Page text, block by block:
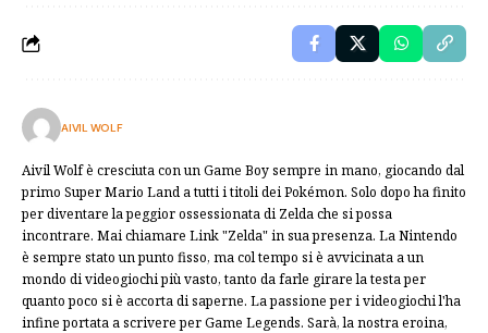
AIVIL WOLF
Aivil Wolf è cresciuta con un Game Boy sempre in mano, giocando dal
primo Super Mario Land a tutti i titoli dei Pokémon. Solo dopo ha finito
per diventare la peggior ossessionata di Zelda che si possa
incontrare. Mai chiamare Link "Zelda" in sua presenza. La Nintendo
è sempre stato un punto fisso, ma col tempo si è avvicinata a un
mondo di videogiochi più vasto, tanto da farle girare la testa per
quanto poco si è accorta di saperne. La passione per i videogiochi l'ha
infine portata a scrivere per Game Legends. Sarà, la nostra eroina,